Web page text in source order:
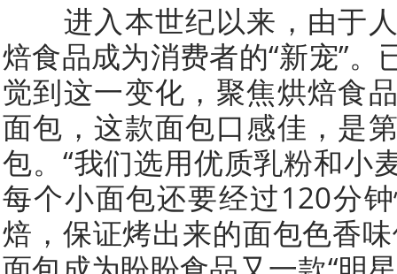
进入本世纪以来，由于人
焙食品成为消费者的“新宠”
觉到这一变化，聚焦烘焙食
面包，这款面包口感佳，是
包。“我们选用优质乳粉和小
每个小面包还要经过120分
焙，保证烤出来的面包色香